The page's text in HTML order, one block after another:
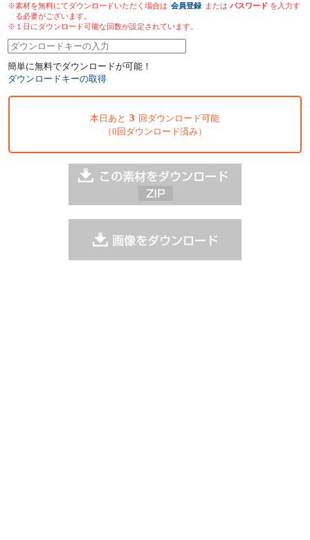
※素材を無料にてダウンロードいただく場合は 会員登録 またはパスワード を入力す
る必要がございます。
※１日にダウンロード可能な回数が設定されています。
簡単に無料でダウンロードが可能！
ダウンロードキーの取得
本日あと 3 回ダウンロード可能
（0回ダウンロード済み）